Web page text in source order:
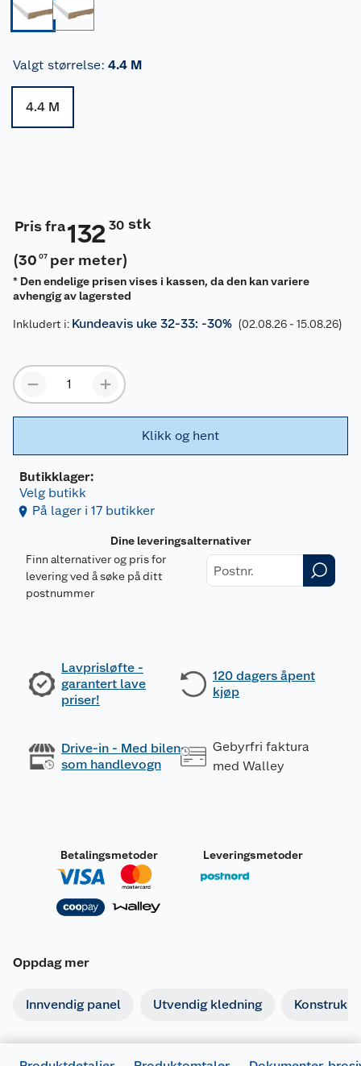
Valgt størrelse: 4.4 M
4.4 M
Pris fra132 30 stk
(30 07 per meter)
* Den endelige prisen vises i kassen, da den kan variere
avhengig av lagersted
Inkludert i: Kundeavis uke 32-33: -30% (02.08.26 - 15.08.26)
Klikk og hent
Butikklager:
Velg butikk
På lager i 17 butikker
Dine leveringsalternativer
Finn alternativer og pris for
levering ved å søke på ditt
postnummer
Lavprisløfte -
garantert lave
priser!
120 dagers åpent
kjøp
Drive-in - Med bilen
som handlevogn
Gebyrfri faktura
med Walley
Betalingsmetoder Leveringsmetoder
Oppdag mer
Innvendig panel Utvendig kledning